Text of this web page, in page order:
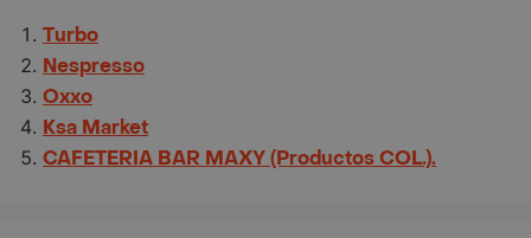
Turbo
Nespresso
Oxxo
Ksa Market
CAFETERIA BAR MAXY (Productos COL.).